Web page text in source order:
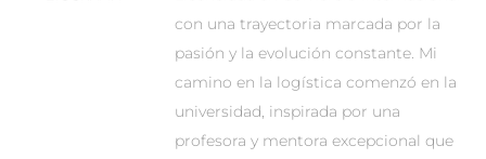
con una trayectoria marcada por la
pasión y la evolución constante. Mi
camino en la logística comenzó en la
universidad, inspirada por una
profesora y mentora excepcional que